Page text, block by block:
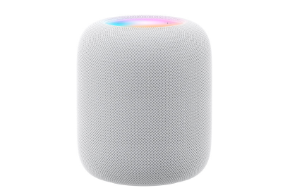
进
一
步
了
解
HomePod<